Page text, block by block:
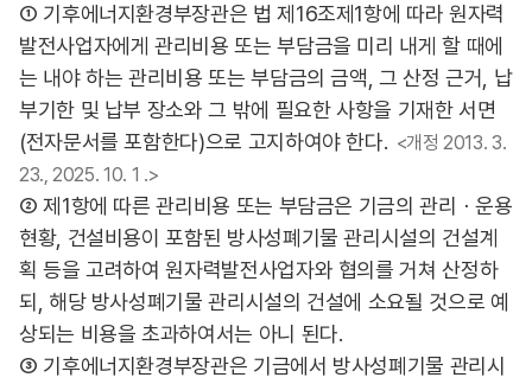
① 기후에너지환경부장관은 법 제16조제1항에 따라 원자력
발전사업자에게 관리비용 또는 부담금을 미리 내게 할 때에
는 내야 하는 관리비용 또는 부담금의 금액, 그 산정 근거, 납
부기한 및 납부 장소와 그 밖에 필요한 사항을 기재한 서면
(전자문서를 포함한다)으로 고지하여야 한다. <개정 2013. 3.
23., 2025. 10. 1 .>
② 제1항에 따른 관리비용 또는 부담금은 기금의 관리ㆍ운용
현황, 건설비용이 포함된 방사성폐기물 관리시설의 건설계
획 등을 고려하여 원자력발전사업자와 협의를 거쳐 산정하
되, 해당 방사성폐기물 관리시설의 건설에 소요될 것으로 예
상되는 비용을 초과하여서는 아니 된다.
③ 기후에너지환경부장관은 기금에서 방사성폐기물 관리시